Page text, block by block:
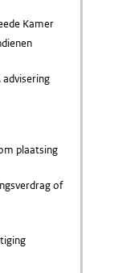
Kamer
advisering
plaatsing
of